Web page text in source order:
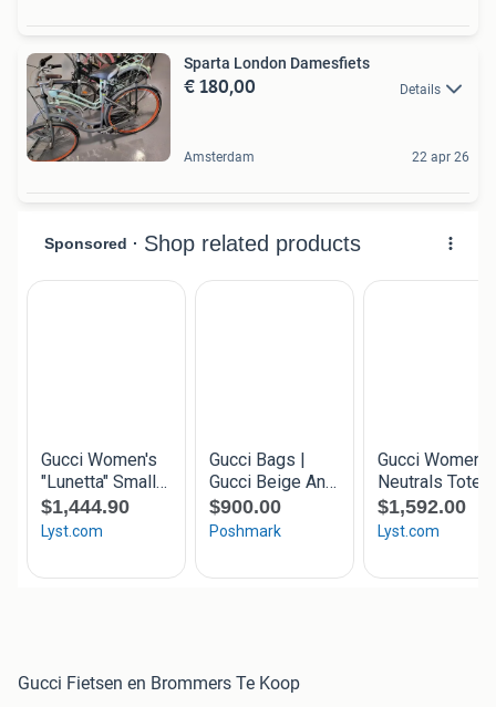
Sparta London Damesfiets
€ 180,00 Details
Amsterdam 22 apr 26
Gucci Fietsen en Brommers Te Koop